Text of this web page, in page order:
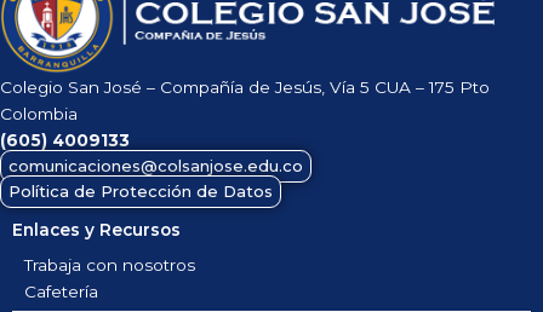
Colegio San José – Compañía de Jesús, Vía 5 CUA – 175 Pto
Colombia
(605) 4009133
comunicaciones@colsanjose.edu.co
Política de Protección de Datos
Enlaces y Recursos
Trabaja con nosotros
Cafetería